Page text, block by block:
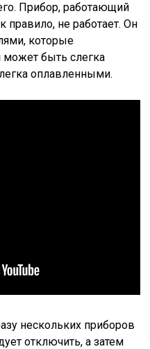
Прибор, работающий
правило, не работает. Он
которые
может быть слегка
оплавленными.
нескольких приборов
отключить, а затем